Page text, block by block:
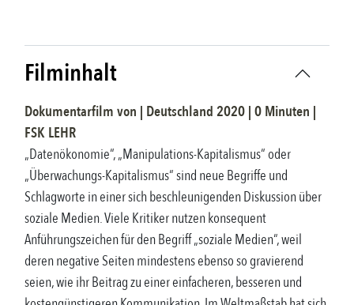
Filminhalt
Dokumentarfilm von | Deutschland 2020 |0 Minuten |
FSK LEHR
„Datenökonomie“, „Manipulations-Kapitalismus“ oder
„Überwachungs-Kapitalismus“ sind neue Begriffe und
Schlagworte in einer sich beschleunigenden Diskussion über
soziale Medien. Viele Kritiker nutzen konsequent
Anführungszeichen für den Begriff „soziale Medien“, weil
deren negative Seiten mindestens ebenso so gravierend
seien, wie ihr Beitrag zu einer einfacheren, besseren und